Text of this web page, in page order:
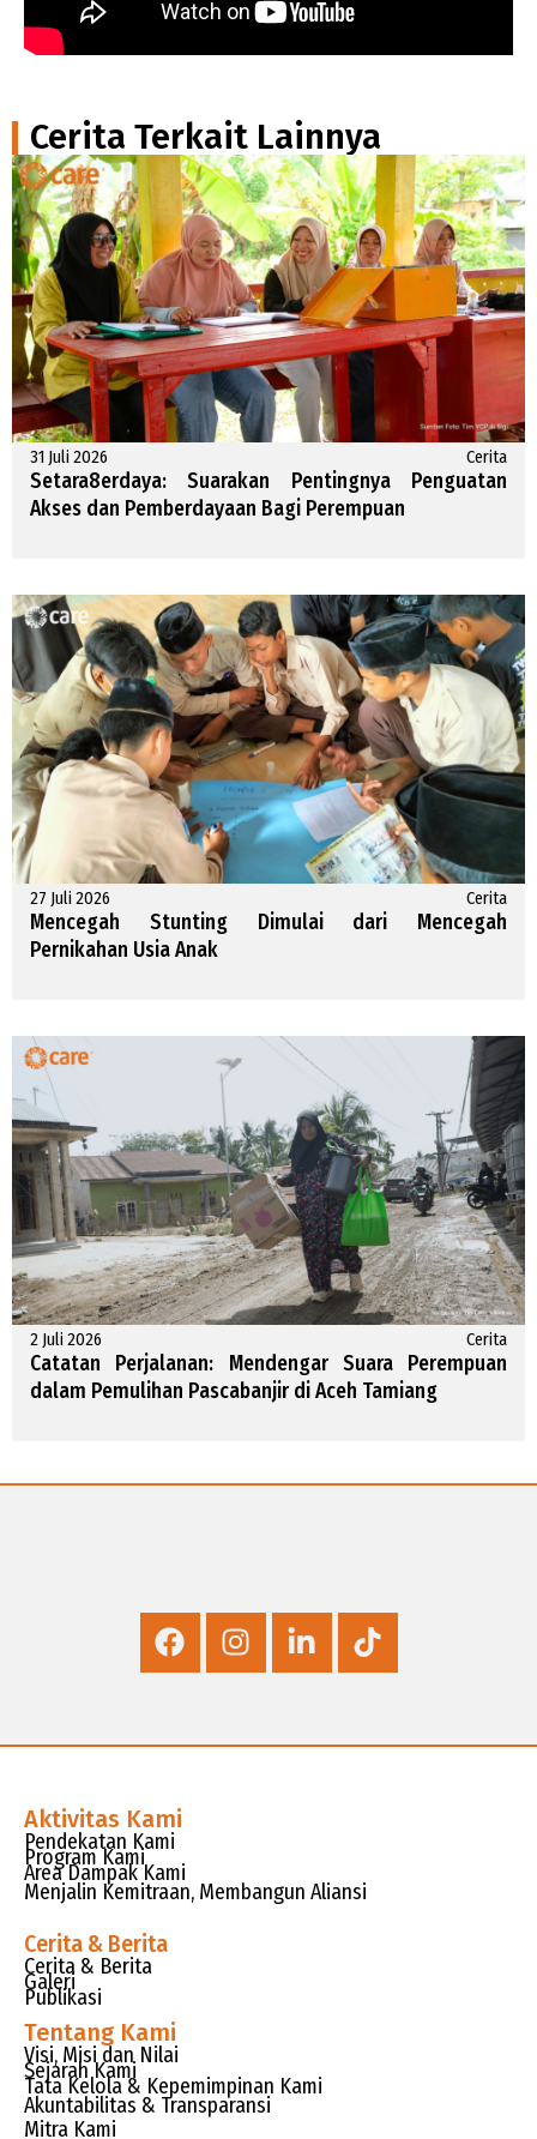
Cerita Terkait Lainnya
31 Juli 2026 Cerita
Setara8erdaya: Suarakan Pentingnya Penguatan
Akses dan Pemberdayaan Bagi Perempuan
27 Juli 2026 Cerita
Mencegah Stunting Dimulai dari Mencegah
Pernikahan Usia Anak
2 Juli 2026 Cerita
Catatan Perjalanan: Mendengar Suara Perempuan
dalam Pemulihan Pascabanjir di Aceh Tamiang
Aktivitas Kami
Pendekatan Kami
Program Kami
Area Dampak Kami
Menjalin Kemitraan, Membangun Aliansi
Cerita & Berita
Cerita & Berita
Galeri
Publikasi
Tentang Kami
Visi, Misi dan Nilai
Sejarah Kami
Tata Kelola & Kepemimpinan Kami
Akuntabilitas & Transparansi
Mitra Kami